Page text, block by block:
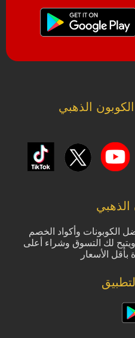
الذهبي
الذهبي
الكوبونات وأكواد الخصم
لك التسوق وشراء أعلى
بأقل الأسعار